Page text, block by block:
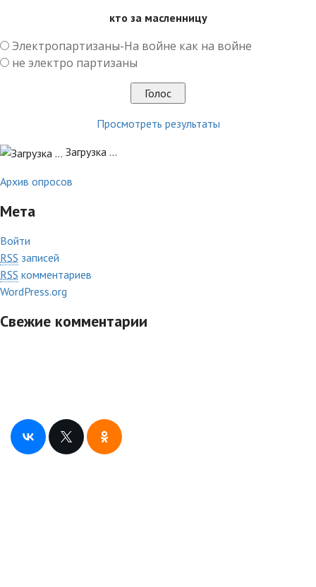
кто за масленницу
Электропартизаны-На войне как на войне
не электро партизаны
Просмотреть результаты
Загрузка ...
Архив опросов
Мета
Войти
RSS записей
RSS комментариев
WordPress.org
Свежие комментарии